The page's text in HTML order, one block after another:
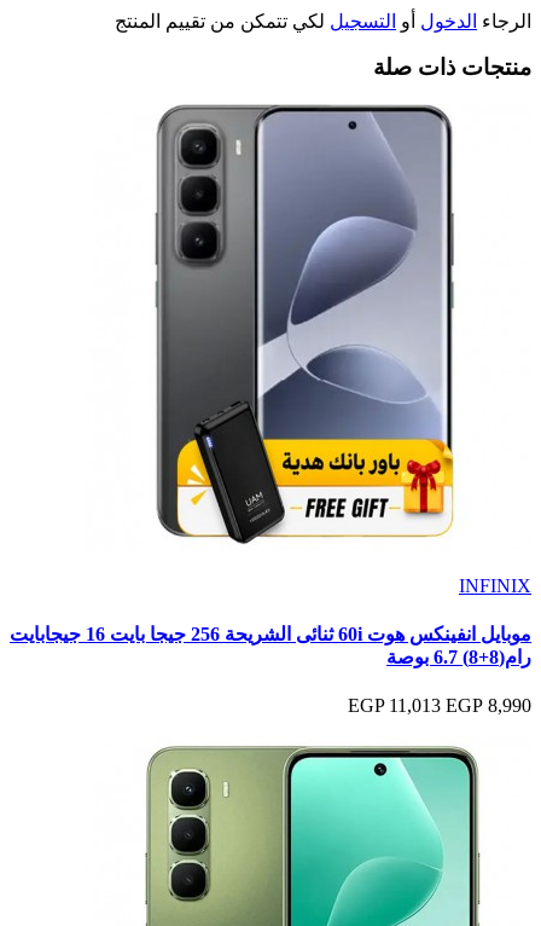
الرجاء الدخول أو التسجيل لكي تتمكن من تقييم المنتج
منتجات ذات صلة
INFINIX
موبايل انفينكس هوت 60i ثنائى الشريحة 256 جيجا بايت 16 جيجابايت
رام(8+8) 6.7 بوصة
8,990 EGP
11,013 EGP